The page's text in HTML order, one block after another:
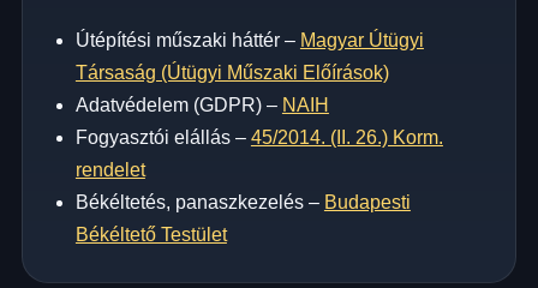
Útépítési műszaki háttér – Magyar Útügyi
Társaság (Útügyi Műszaki Előírások)
Adatvédelem (GDPR) – NAIH
Fogyasztói elállás – 45/2014. (II. 26.) Korm.
rendelet
Békéltetés, panaszkezelés – Budapesti
Békéltető Testület